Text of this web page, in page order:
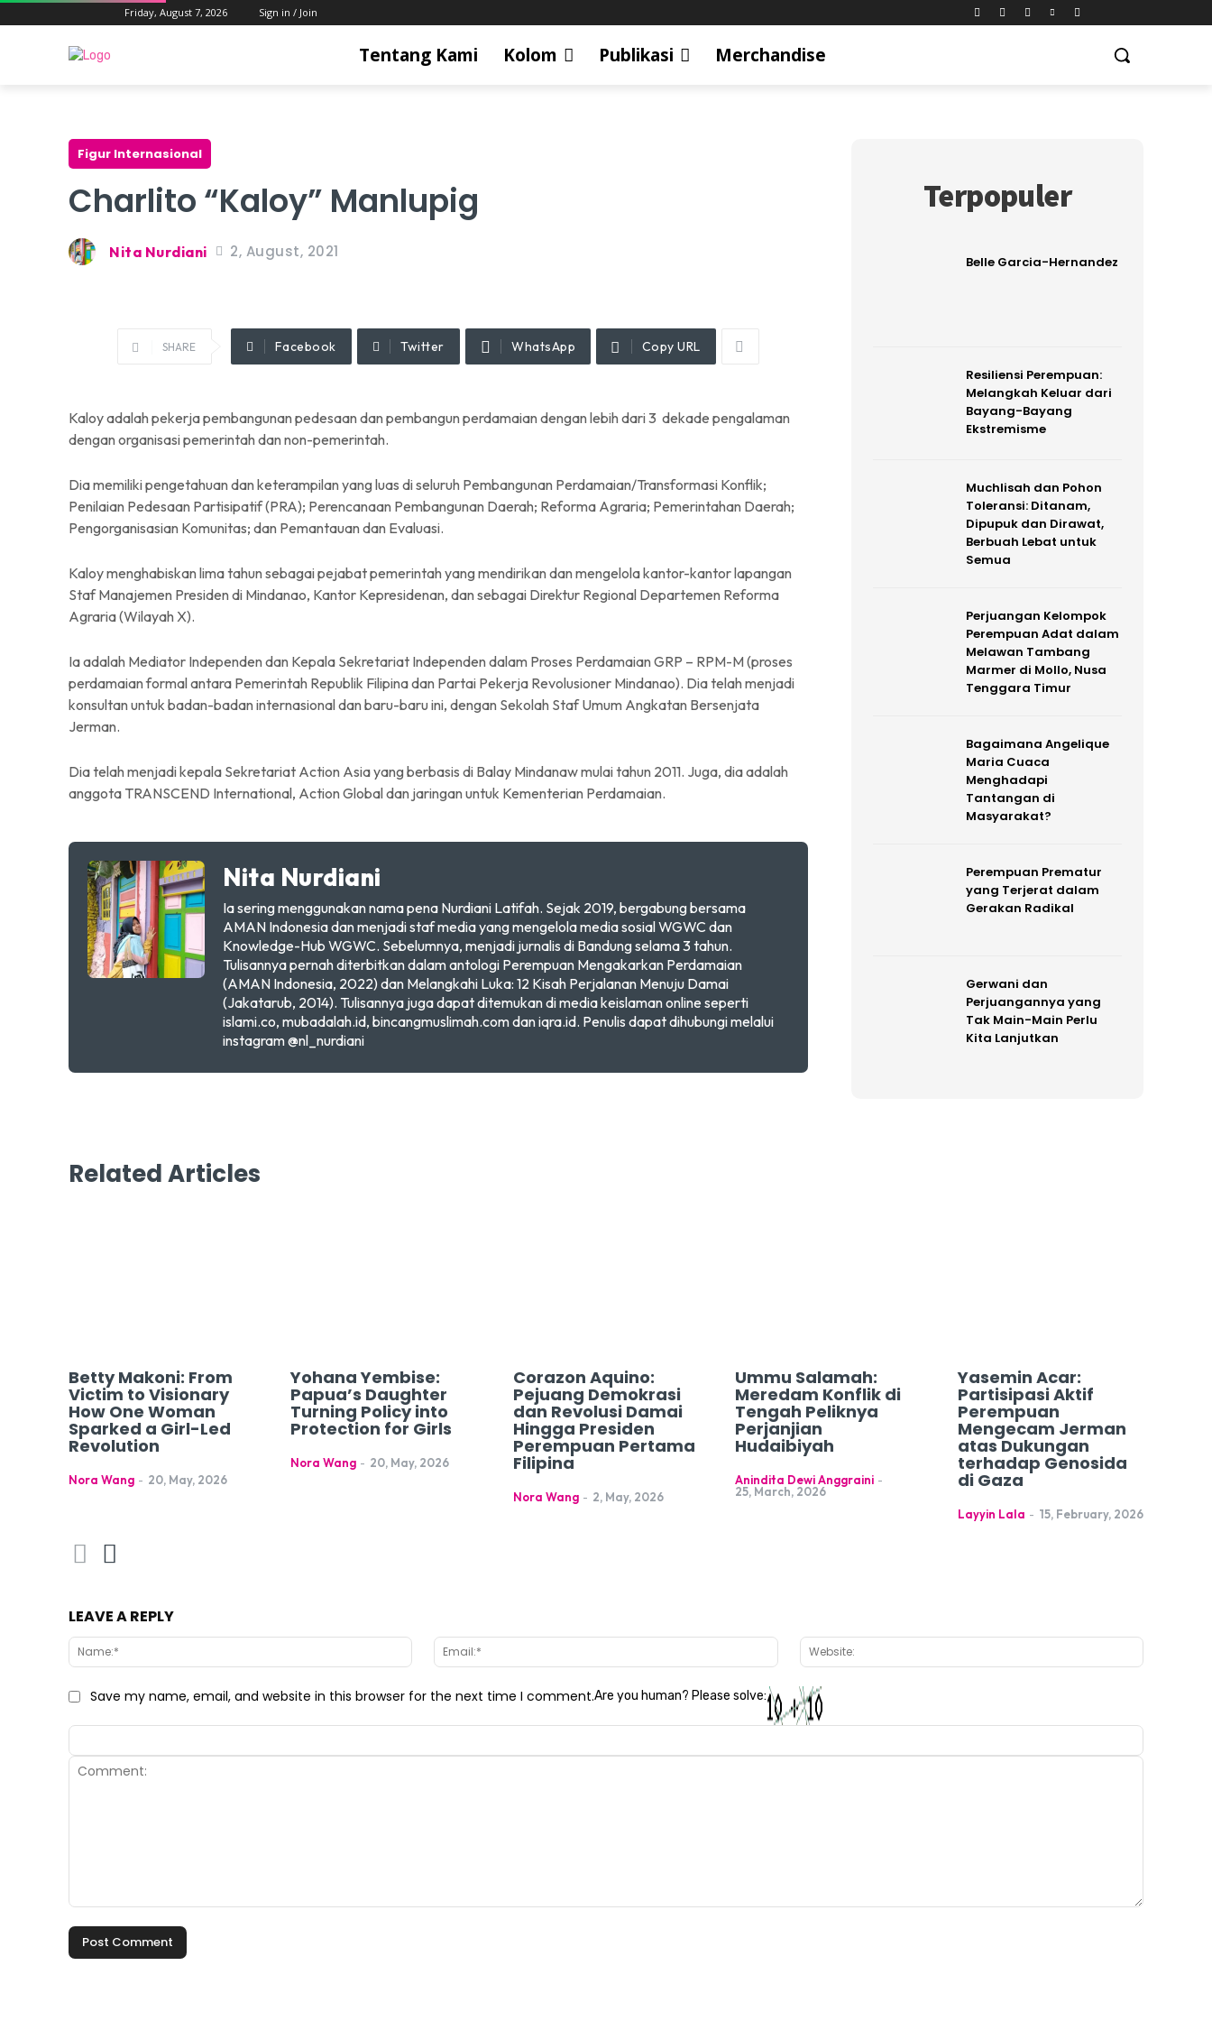
Friday, August 7, 2026 Sign in / Join
Tentang Kami Kolom Publikasi Merchandise
Figur Internasional
Charlito “Kaloy” Manlupig
Nita Nurdiani 2, August, 2021
SHARE Facebook Twitter WhatsApp Copy URL
Kaloy adalah pekerja pembangunan pedesaan dan pembangun perdamaian dengan lebih dari 3 dekade pengalaman
dengan organisasi pemerintah dan non-pemerintah.
Dia memiliki pengetahuan dan keterampilan yang luas di seluruh Pembangunan Perdamaian/Transformasi Konflik;
Penilaian Pedesaan Partisipatif (PRA); Perencanaan Pembangunan Daerah; Reforma Agraria; Pemerintahan Daerah;
Pengorganisasian Komunitas; dan Pemantauan dan Evaluasi.
Kaloy menghabiskan lima tahun sebagai pejabat pemerintah yang mendirikan dan mengelola kantor-kantor lapangan
Staf Manajemen Presiden di Mindanao, Kantor Kepresidenan, dan sebagai Direktur Regional Departemen Reforma
Agraria (Wilayah X).
Ia adalah Mediator Independen dan Kepala Sekretariat Independen dalam Proses Perdamaian GRP – RPM-M (proses
perdamaian formal antara Pemerintah Republik Filipina dan Partai Pekerja Revolusioner Mindanao). Dia telah menjadi
konsultan untuk badan-badan internasional dan baru-baru ini, dengan Sekolah Staf Umum Angkatan Bersenjata
Jerman.
Dia telah menjadi kepala Sekretariat Action Asia yang berbasis di Balay Mindanaw mulai tahun 2011. Juga, dia adalah
anggota TRANSCEND International, Action Global dan jaringan untuk Kementerian Perdamaian.
Nita Nurdiani
Ia sering menggunakan nama pena Nurdiani Latifah. Sejak 2019, bergabung bersama
AMAN Indonesia dan menjadi staf media yang mengelola media sosial WGWC dan
Knowledge-Hub WGWC. Sebelumnya, menjadi jurnalis di Bandung selama 3 tahun.
Tulisannya pernah diterbitkan dalam antologi Perempuan Mengakarkan Perdamaian
(AMAN Indonesia, 2022) dan Melangkahi Luka: 12 Kisah Perjalanan Menuju Damai
(Jakatarub, 2014). Tulisannya juga dapat ditemukan di media keislaman online seperti
islami.co, mubadalah.id, bincangmuslimah.com dan iqra.id. Penulis dapat dihubungi melalui
instagram @nl_nurdiani
Terpopuler
Belle Garcia-Hernandez
Resiliensi Perempuan:
Melangkah Keluar dari
Bayang-Bayang
Ekstremisme
Muchlisah dan Pohon
Toleransi: Ditanam,
Dipupuk dan Dirawat,
Berbuah Lebat untuk
Semua
Perjuangan Kelompok
Perempuan Adat dalam
Melawan Tambang
Marmer di Mollo, Nusa
Tenggara Timur
Bagaimana Angelique
Maria Cuaca
Menghadapi
Tantangan di
Masyarakat?
Perempuan Prematur
yang Terjerat dalam
Gerakan Radikal
Gerwani dan
Perjuangannya yang
Tak Main-Main Perlu
Kita Lanjutkan
Related Articles
Betty Makoni: From
Victim to Visionary
How One Woman
Sparked a Girl-Led
Revolution
Nora Wang - 20, May, 2026
Yohana Yembise:
Papua’s Daughter
Turning Policy into
Protection for Girls
Nora Wang - 20, May, 2026
Corazon Aquino:
Pejuang Demokrasi
dan Revolusi Damai
Hingga Presiden
Perempuan Pertama
Filipina
Nora Wang - 2, May, 2026
Ummu Salamah:
Meredam Konflik di
Tengah Peliknya
Perjanjian
Hudaibiyah
Anindita Dewi Anggraini -
25, March, 2026
Yasemin Acar:
Partisipasi Aktif
Perempuan
Mengecam Jerman
atas Dukungan
terhadap Genosida
di Gaza
Layyin Lala - 15, February, 2026
LEAVE A REPLY
Name:* Email:* Website:
Save my name, email, and website in this browser for the next time I comment.Are you human? Please solve: